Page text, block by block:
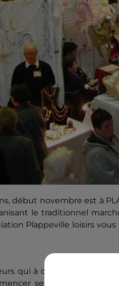
début novembre est à
le traditionnel
Plappeville loisirs
qui à ce jour ont visité
ses emplettes de